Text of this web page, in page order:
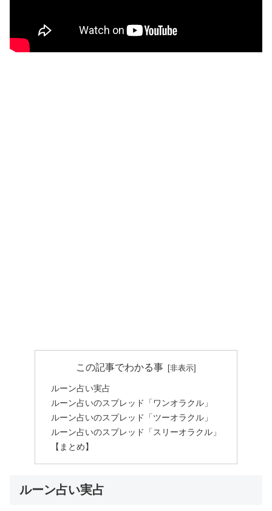
この記事でわかる事
ルーン占い実占
ルーン占いのスプレッド「ワンオラクル」
ルーン占いのスプレッド「ツーオラクル」
ルーン占いのスプレッド「スリーオラクル」
【まとめ】
ルーン占い実占